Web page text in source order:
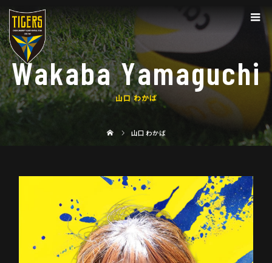
Wakaba Yamaguchi
山口 わかば
山口 わかば